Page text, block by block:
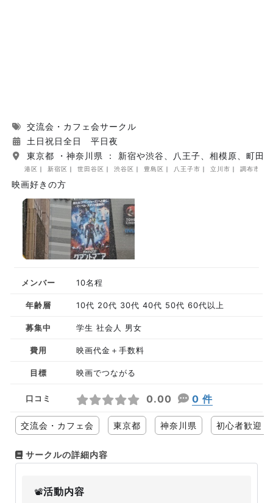
交流会・カフェ会サークル
土日祝日全日 平日夜
東京都 ・神奈川県 ： 新宿や渋谷、八王子、相模原、町田
港区 新宿区 世田谷区 渋谷区 豊島区 八王子市 立川市 調布市
映画好きの方
メンバー 10名程
年齢層 10代 20代 30代 40代 50代 60代以上
募集中 学生 社会人 男女
費用 映画代金＋手数料
目標 映画でつながる
口コミ 0.00 0 件
交流会・カフェ会 東京都 神奈川県 初心者歓迎
サークルの詳細内容
📽活動内容